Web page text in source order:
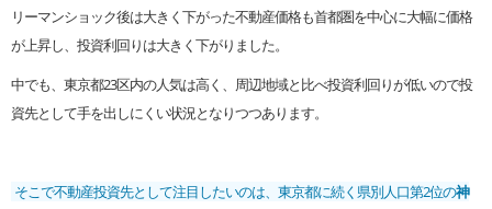
リーマンショック後は大きく下がった不動産価格も首都圏を中心に大幅に価格
が上昇し、投資利回りは大きく下がりました。
中でも、東京都23区内の人気は高く、周辺地域と比べ投資利回りが低いので投
資先として手を出しにくい状況となりつつあります。
そこで不動産投資先として注目したいのは、東京都に続く県別人口第2位の神